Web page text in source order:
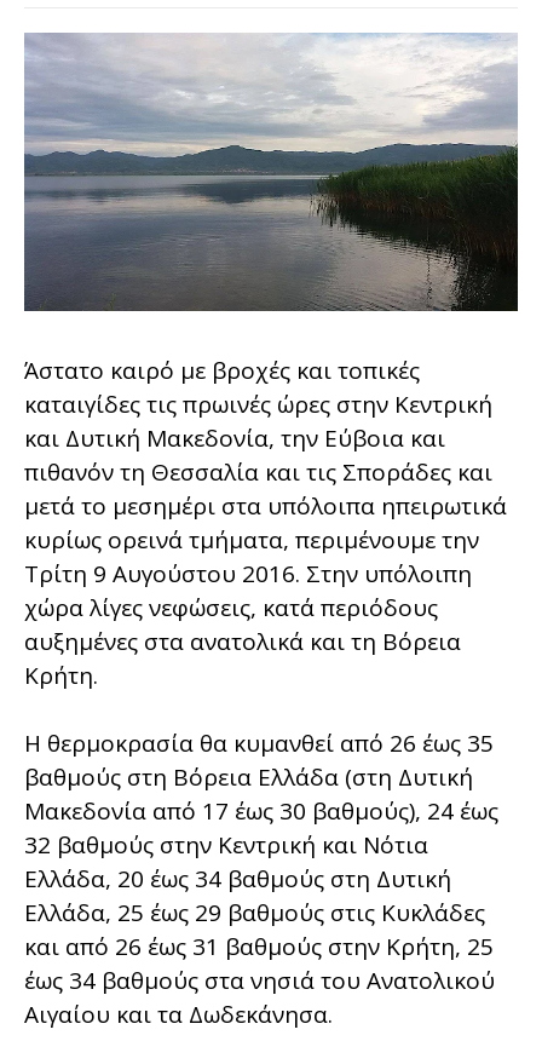
Άστατο καιρό με βροχές και τοπικές
καταιγίδες τις πρωινές ώρες στην Κεντρική
και Δυτική Μακεδονία, την Εύβοια και
πιθανόν τη Θεσσαλία και τις Σποράδες και
μετά το μεσημέρι στα υπόλοιπα ηπειρωτικά
κυρίως ορεινά τμήματα, περιμένουμε την
Τρίτη 9 Αυγούστου 2016. Στην υπόλοιπη
χώρα λίγες νεφώσεις, κατά περιόδους
αυξημένες στα ανατολικά και τη Βόρεια
Κρήτη.
Η θερμοκρασία θα κυμανθεί από 26 έως 35
βαθμούς στη Βόρεια Ελλάδα (στη Δυτική
Μακεδονία από 17 έως 30 βαθμούς), 24 έως
32 βαθμούς στην Κεντρική και Νότια
Ελλάδα, 20 έως 34 βαθμούς στη Δυτική
Ελλάδα, 25 έως 29 βαθμούς στις Κυκλάδες
και από 26 έως 31 βαθμούς στην Κρήτη, 25
έως 34 βαθμούς στα νησιά του Ανατολικού
Αιγαίου και τα Δωδεκάνησα.